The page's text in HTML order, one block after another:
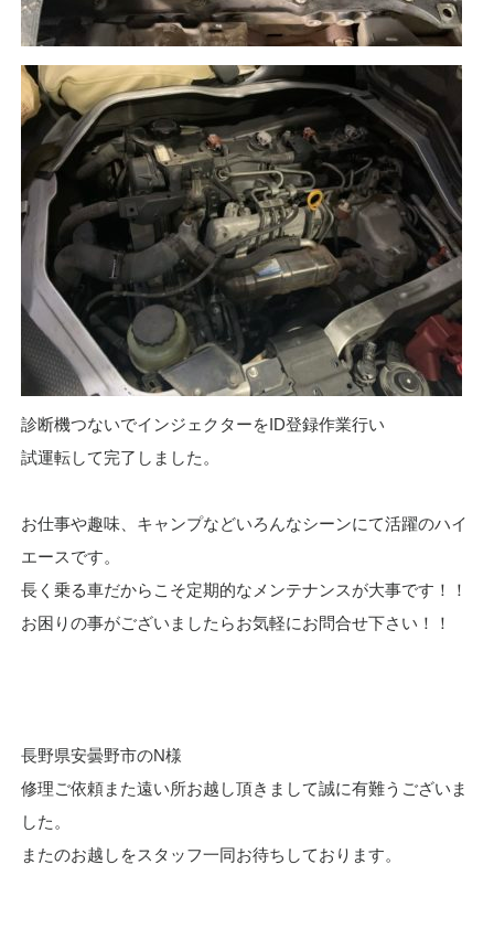
診断機つないでインジェクターをID登録作業行い
試運転して完了しました。
お仕事や趣味、キャンプなどいろんなシーンにて活躍のハイ
エースです。
長く乗る車だからこそ定期的なメンテナンスが大事です！！
お困りの事がございましたらお気軽にお問合せ下さい！！
長野県安曇野市のN様
修理ご依頼また遠い所お越し頂きまして誠に有難うございま
した。
またのお越しをスタッフ一同お待ちしております。